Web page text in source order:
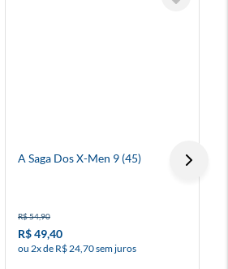
A Saga Dos X-Men 9 (45)
R$ 54,90
R$ 49,40
ou 2x de R$ 24,70 sem juros